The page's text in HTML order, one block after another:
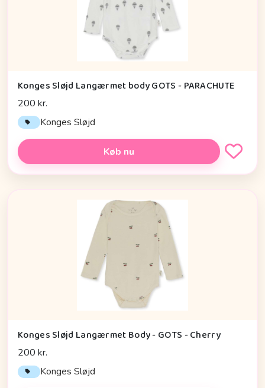
Konges Sløjd Langærmet body GOTS - PARACHUTE
200 kr.
Konges Sløjd
Køb nu
Konges Sløjd Langærmet Body - GOTS - Cherry
200 kr.
Konges Sløjd